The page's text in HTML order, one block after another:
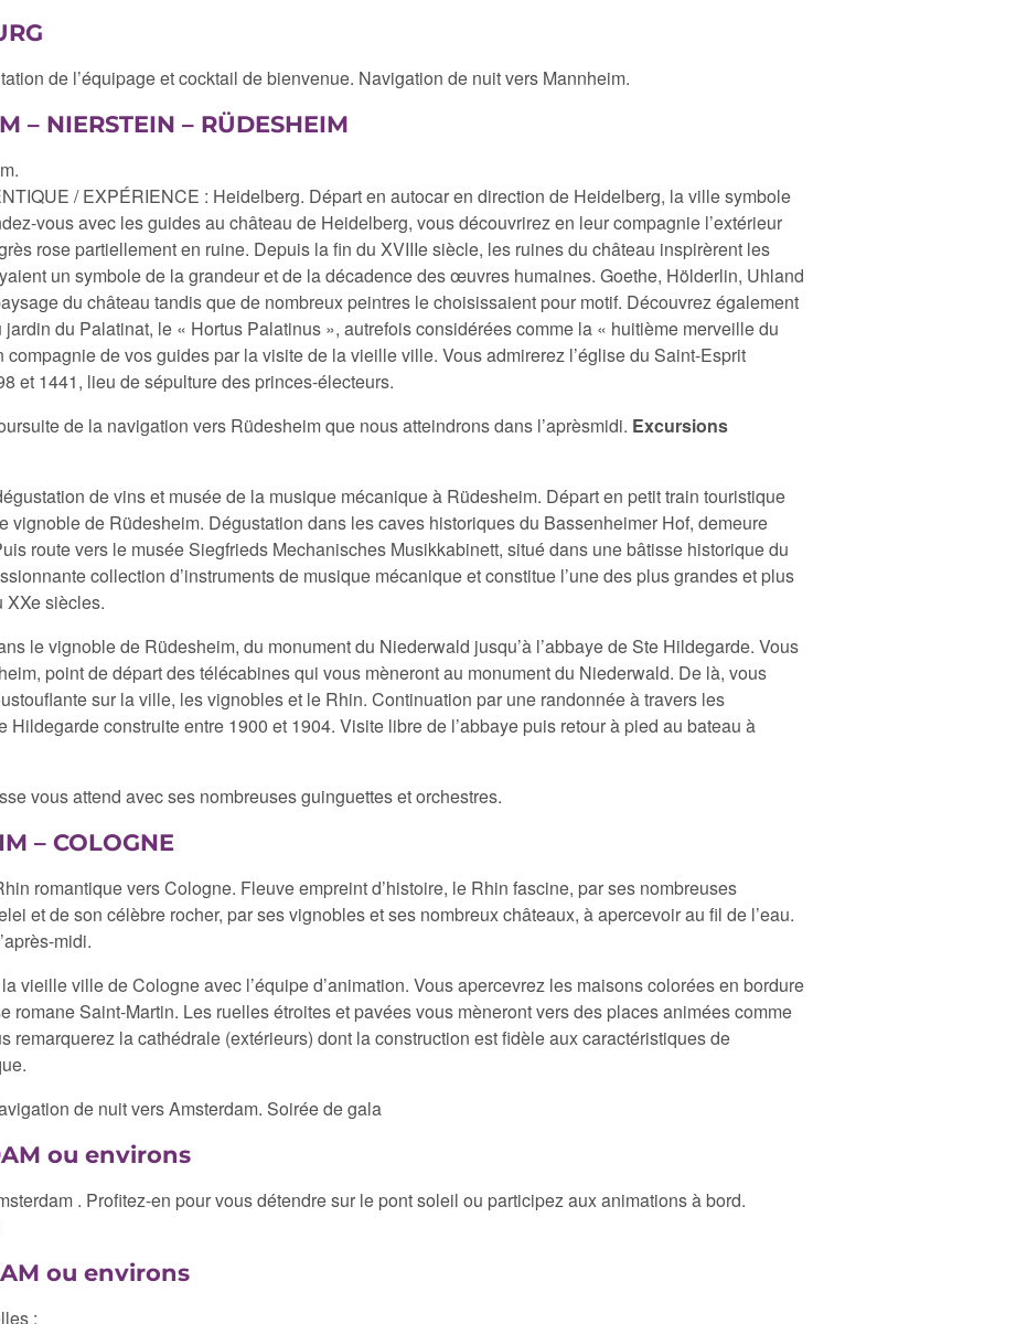
de l’équipage et cocktail de bienvenue. Navigation de nuit vers Mannheim.
– NIERSTEIN – RÜDESHEIM
/ EXPÉRIENCE : Heidelberg. Départ en autocar en direction de Heidelberg, la ville symbole
vous avec les guides au château de Heidelberg, vous découvrirez en leur compagnie l’extérieur
rose partiellement en ruine. Depuis la fin du XVIIIe siècle, les ruines du château inspirèrent les
un symbole de la grandeur et de la décadence des œuvres humaines. Goethe, Hölderlin, Uhland
du château tandis que de nombreux peintres le choisissaient pour motif. Découvrez également
du Palatinat, le « Hortus Palatinus », autrefois considérées comme la « huitième merveille du
compagnie de vos guides par la visite de la vieille ville. Vous admirerez l’église du Saint-Esprit
et 1441, lieu de sépulture des princes-électeurs.
de la navigation vers Rüdesheim que nous atteindrons dans l’aprèsmidi. Excursions
de vins et musée de la musique mécanique à Rüdesheim. Départ en petit train touristique
vignoble de Rüdesheim. Dégustation dans les caves historiques du Bassenheimer Hof, demeure
route vers le musée Siegfrieds Mechanisches Musikkabinett, situé dans une bâtisse historique du
collection d’instruments de musique mécanique et constitue l’une des plus grandes et plus
XXe siècles.
le vignoble de Rüdesheim, du monument du Niederwald jusqu’à l’abbaye de Ste Hildegarde. Vous
point de départ des télécabines qui vous mèneront au monument du Niederwald. De là, vous
sur la ville, les vignobles et le Rhin. Continuation par une randonnée à travers les
Hildegarde construite entre 1900 et 1904. Visite libre de l’abbaye puis retour à pied au bateau à
vous attend avec ses nombreuses guinguettes et orchestres.
– COLOGNE
romantique vers Cologne. Fleuve empreint d’histoire, le Rhin fascine, par ses nombreuses
et de son célèbre rocher, par ses vignobles et ses nombreux châteaux, à apercevoir au fil de l’eau.
midi.
vieille ville de Cologne avec l’équipe d’animation. Vous apercevrez les maisons colorées en bordure
romane Saint-Martin. Les ruelles étroites et pavées vous mèneront vers des places animées comme
remarquerez la cathédrale (extérieurs) dont la construction est fidèle aux caractéristiques de
de nuit vers Amsterdam. Soirée de gala
ou environs
. Profitez-en pour vous détendre sur le pont soleil ou participez aux animations à bord.
ou environs
: